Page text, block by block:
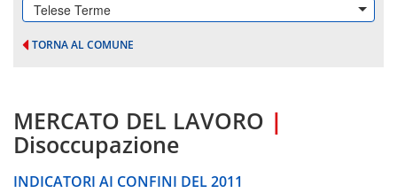
Telese Terme
TORNA AL COMUNE
MERCATO DEL LAVORO |
Disoccupazione
INDICATORI AI CONFINI DEL 2011